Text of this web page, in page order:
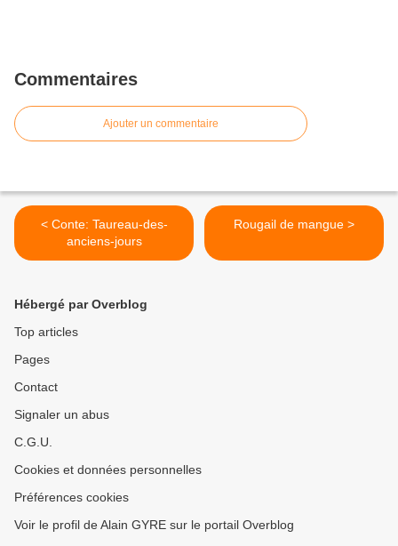
Commentaires
Ajouter un commentaire
< Conte: Taureau-des-
anciens-jours
Rougail de mangue >
Hébergé par Overblog
Top articles
Pages
Contact
Signaler un abus
C.G.U.
Cookies et données personnelles
Préférences cookies
Voir le profil de Alain GYRE sur le portail Overblog